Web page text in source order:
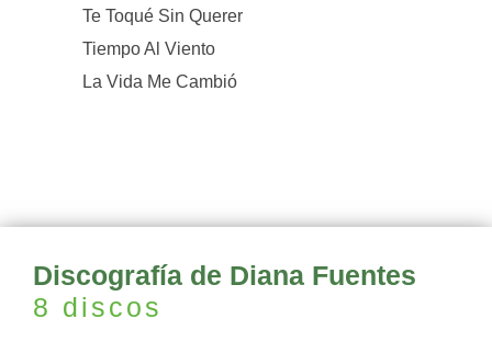
Te Toqué Sin Querer
Tiempo Al Viento
La Vida Me Cambió
Discografía de Diana Fuentes
8 discos